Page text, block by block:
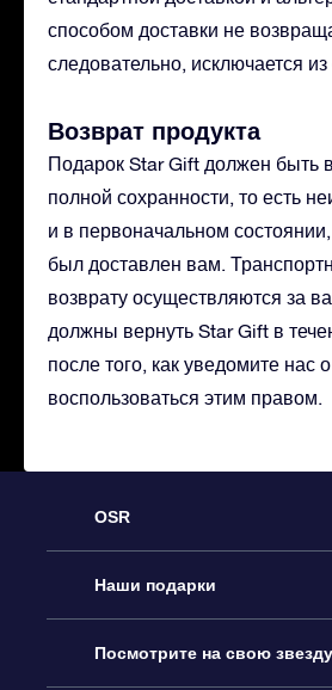
способом доставки не
следовательно, исключается
Возврат продукта
Подарок Star Gift должен быть
полной сохранности, то есть
и в первоначальном
был доставлен вам.
возврату осуществляются за
должны вернуть Star Gift в
после того, как уведомите нас
воспользоваться этим правом.
OSR
Обслуживание
Как с нами связаться
Наши подарки
Онлайн подарок Online Star
Посмотрите на свою звезду